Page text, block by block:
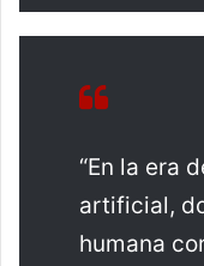
“En la era
artificial,
humana